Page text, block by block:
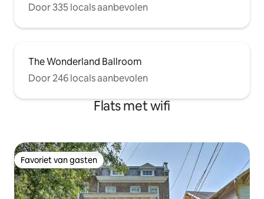
Door 335 locals aanbevolen
The Wonderland Ballroom
Door 246 locals aanbevolen
Flats met wifi
Favoriet van gasten
Favoriet van gasten